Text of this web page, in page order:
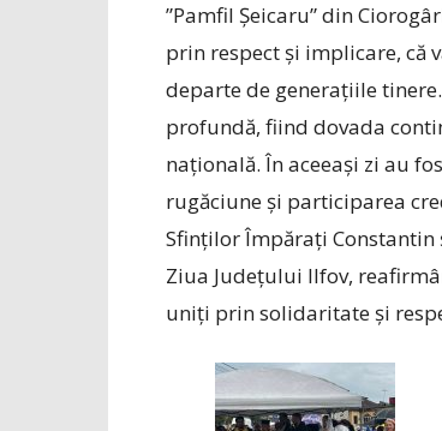
”Pamfil Șeicaru” din
prin respect și implicare, că
departe de generațiile
profundă, fiind dovada
națională.În aceeași zi au
rugăciune și participarea
Sfinților Împărați Constantin
Ziua Județului Ilfov,
uniți prin solidaritate și